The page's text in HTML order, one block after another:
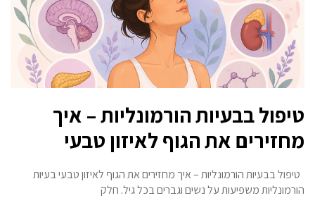
טיפול בבעיות הורמונליות – איך
מחזירים את הגוף לאיזון טבעי
טיפול בבעיות הורמונליות – איך מחזירים את הגוף לאיזון טבעי בעיות
הורמונליות משפיעות על נשים וגברים בכל גיל. חלק